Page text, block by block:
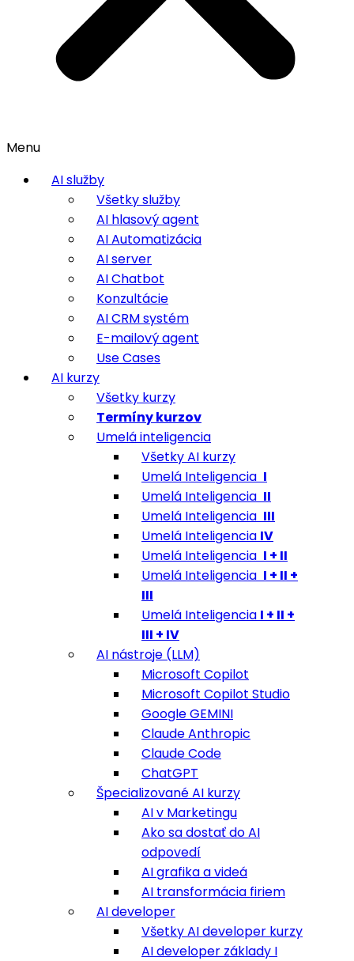
Menu
AI služby
Všetky služby
AI hlasový agent
AI Automatizácia
AI server
AI Chatbot
Konzultácie
AI CRM systém
E-mailový agent
Use Cases
AI kurzy
Všetky kurzy
Termíny kurzov
Umelá inteligencia
Všetky AI kurzy
Umelá Inteligencia I
Umelá Inteligencia II
Umelá Inteligencia III
Umelá Inteligencia IV
Umelá Inteligencia I + II
Umelá Inteligencia I + II +
III
Umelá Inteligencia I + II +
III + IV
AI nástroje (LLM)
Microsoft Copilot
Microsoft Copilot Studio
Google GEMINI
Claude Anthropic
Claude Code
ChatGPT
Špecializované AI kurzy
AI v Marketingu
Ako sa dostať do AI
odpovedí
AI grafika a videá
AI transformácia firiem
AI developer
Všetky AI developer kurzy
AI developer základy I